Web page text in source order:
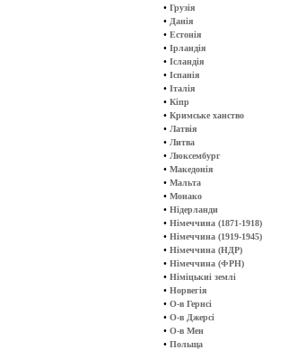
• Грузія
• Данія
• Естонія
• Ірландія
• Ісландія
• Іспанія
• Італія
• Кіпр
• Кримське ханство
• Латвія
• Литва
• Люксембург
• Македонія
• Мальта
• Монако
• Нідерланди
• Німеччина (1871-1918)
• Німеччина (1919-1945)
• Німеччина (НДР)
• Німеччина (ФРН)
• Німіцькиі землі
• Норвегія
• О-в Гернсі
• О-в Джерсі
• О-в Мен
• Польща